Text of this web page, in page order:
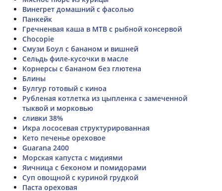
Винегрет домашний с фасолью
Панкейк
Гречненвая каша в МТВ с рыбной консервой
Chocopie
Смузи Боул с бананом и вишней
Сельдь филе-кусочки в масле
Корнерсы с бананом без глютена
Блины
Булгур готовый с киноа
Рубленая котлетка из цыпленка с замеченной
тыквой и морковью
сливки 38%
Икра лососевая структурированная
Кето печенье ореховое
Guarana 2400
Морская капуста с мидиями
Яичница с беконом и помидорами
Суп овощной с куриной грудкой
Паста ореховая